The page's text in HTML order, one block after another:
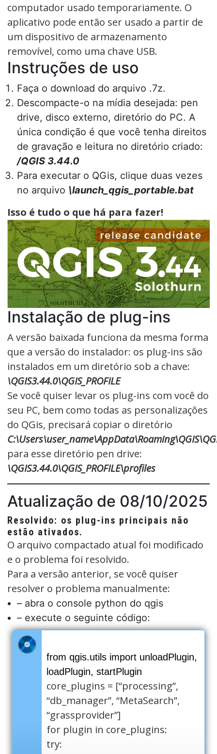
computador usado temporariamente. O
aplicativo pode então ser usado a partir de
um dispositivo de armazenamento
removível, como uma chave USB.
Instruções de uso
Faça o download do arquivo .7z.
Descompacte-o na mídia desejada: pen
drive, disco externo, diretório do PC. A
única condição é que você tenha direitos
de gravação e leitura no diretório criado:
/QGIS 3.44.0
Para executar o QGis, clique duas vezes
no arquivo \launch_qgis_portable.bat
Isso é tudo o que há para fazer!
Instalação de plug-ins
A versão baixada funciona da mesma forma
que a versão do instalador: os plug-ins são
instalados em um diretório sob a chave:
\QGIS3.44.0\QGIS_PROFILE
Se você quiser levar os plug-ins com você do
seu PC, bem como todas as personalizações
do QGis, precisará copiar o diretório
para esse diretório pen drive:
\QGIS3.44.0\QGIS_PROFILE\profiles
Atualização de 08/10/2025
Resolvido: os plug-ins principais não
estão ativados.
O arquivo compactado atual foi modificado
e o problema foi resolvido.
Para a versão anterior, se você quiser
resolver o problema manualmente:
– abra o console python do qgis
– execute o seguinte código:
from qgis.utils import unloadPlugin,
loadPlugin, startPlugin
core_plugins = [“processing”,
“db_manager”, “MetaSearch”,
“grassprovider”]
for plugin in core_plugins:
try: